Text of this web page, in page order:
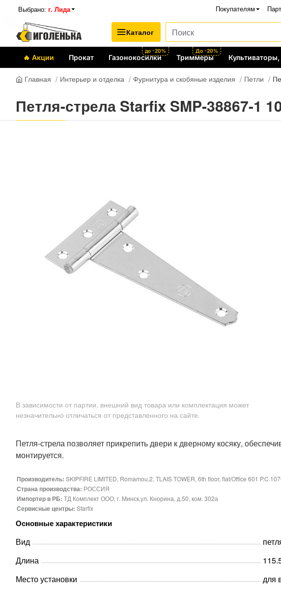
Выбрано: г. Лида Покупателям
Каталог
🔥 Акции Прокат Газонокосилки
до -20%
Триммеры
До -20%
Главная Интерьер и отделка Фурнитура и скобяные изделия Петли
Петля-стрела Starfix SMP-38867-1
В зависимости от партии, внешний вид товара или комплектация может
незначительно отличаться от представленного на сайте.
Петля-стрела позволяет прикрепить двери к дверному косяку,
монтируется.
Производитель: SKIPFIRE LIMITED, Romamou,2, TLAIS TOWER, 6th floor, flat/Office 601
Страна производства: РОССИЯ
Импортер в РБ: ТД Комплект ООО, г. Минск,ул. Кнорина, д.50, ком. 302а
Сервисные центры: Starfix
Основные характеристики
Вид
Длина
Место установки
для